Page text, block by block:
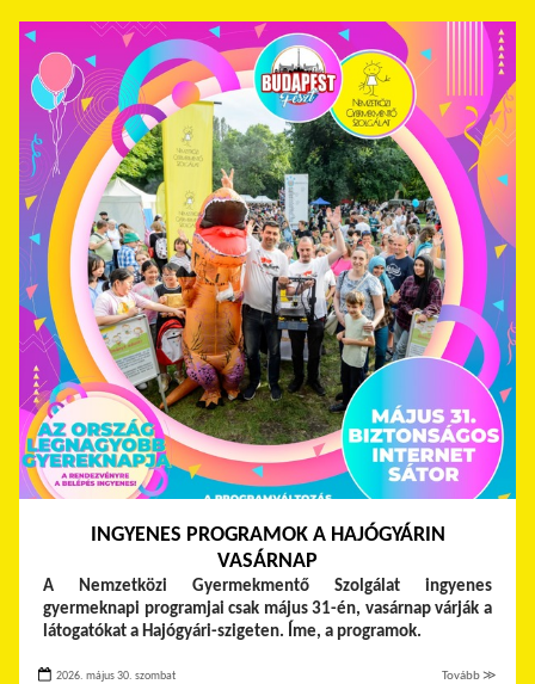
INGYENES PROGRAMOK A HAJÓGYÁRIN
VASÁRNAP
A Nemzetközi Gyermekmentő Szolgálat ingyenes
gyermeknapi programjai csak május 31-én, vasárnap várják a
látogatókat a Hajógyári-szigeten. Íme, a programok.
2026. május 30. szombat Tovább ≫